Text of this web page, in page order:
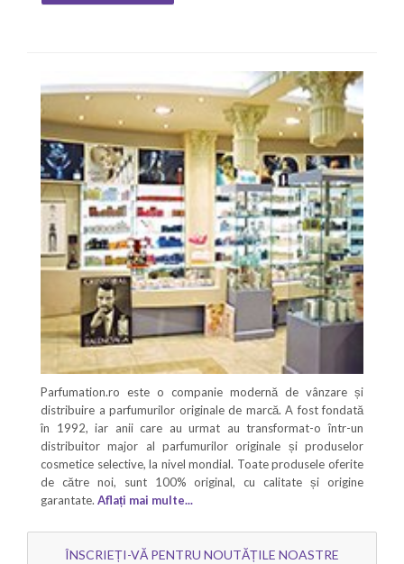
Parfumation.ro este o companie modernă de vânzare și
distribuire a parfumurilor originale de marcă. A fost fondată
în 1992, iar anii care au urmat au transformat-o într-un
distribuitor major al parfumurilor originale și produselor
cosmetice selective, la nivel mondial. Toate produsele oferite
de către noi, sunt 100% original, cu calitate și origine
garantate. Aflați mai multe...
ÎNSCRIEȚI-VĂ PENTRU NOUTĂȚILE NOASTRE